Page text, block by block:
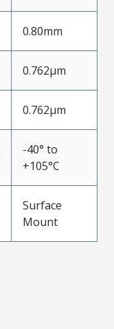
0.80mm
0.762µm
0.762µm
-40° to
+105°C
Surface
Mount